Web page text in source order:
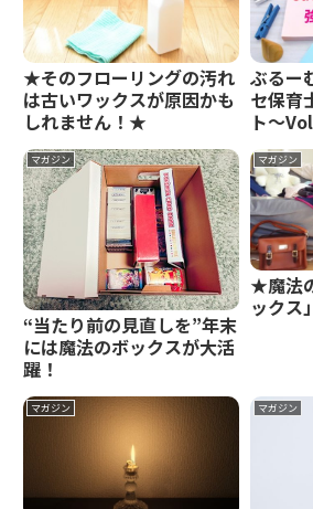
★そのフローリングの汚れ
は古いワックスが原因かも
しれません！★
ぶるー
セ保育
ト～
職失
のため
トを書
マガジン
“当たり前の見直しを”年末
には魔法のボックスが大活
躍！
マガジン
★魔法
ックス」
マガジン マガジン